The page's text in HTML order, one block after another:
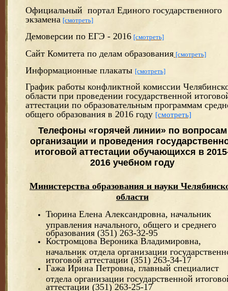
Официальный портал Единого государственного
экзамена [смотреть]
Демоверсии по ЕГЭ - 2016 [смотреть]
Сайт Комитета по делам образования [смотреть]
Информационные плакаты [смотреть]
График работы конфликтной комиссии
области при проведении государственной
аттестации по образовательным программам
общего образования в 2016 году [смотреть]
Телефоны «горячей линии» по вопросам
организации и проведения
итоговой аттестации обучающихся в
2016 учебном году
Министерства образования и науки
области
Тюрина Елена Александровна, начальник
управления начального, общего и среднего
образования (351) 263-32-95
Костромцова Вероника Владимировна,
начальник отдела организации
итоговой аттестации (351) 263-34-17
Гажа Ирина Петровна, главный специалист
отдела организации государственной
аттестации (351) 263-25-17